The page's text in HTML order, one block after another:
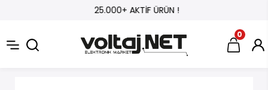
25.000+ AKTİF ÜRÜN !
0